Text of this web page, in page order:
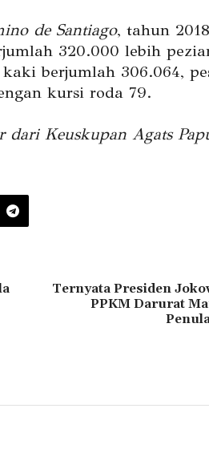
de Santiago, tahun
320.000 lebih
berjumlah 306.064,
kursi roda 79.
dari Keuskupan Agats
Ternyata Presiden
PPKM Darurat